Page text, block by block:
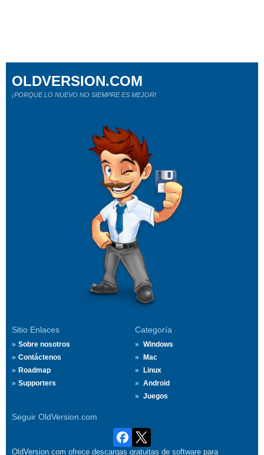
Sitio Enlaces
Sobre nosotros
Contáctenos
Roadmap
Supporters
Categoría
Windows
Mac
Linux
Android
Juegos
Seguir OldVersion.com
OLDVERSION.COM
¡PORQUE LO NUEVO NO SIEMPRE ES MEJOR!
OldVersion.com ofrece descargas gratuitas de software para